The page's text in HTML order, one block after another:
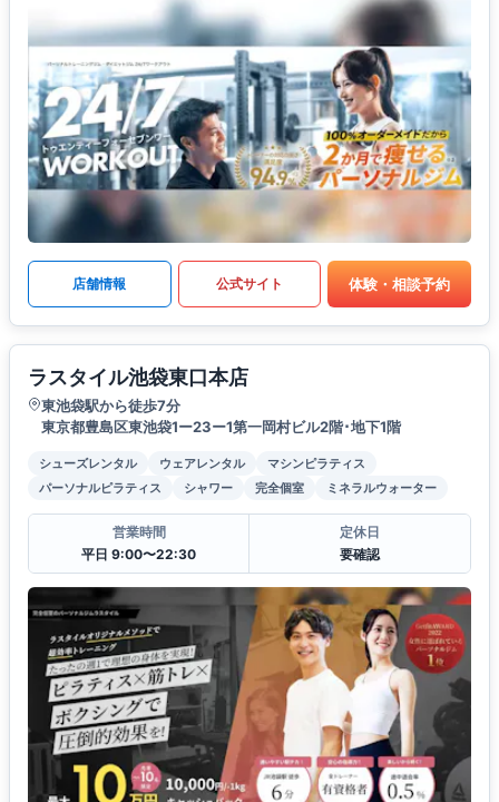
店舗情報 公式サイト 体験・相談予約
ラスタイル池袋東口本店
東池袋駅から徒歩7分
東京都豊島区東池袋1ー23ー1第一岡村ビル2階･地下1階
シューズレンタル ウェアレンタル
マシンピラティス
パーソナルピラティス
シャワー 完全個室 ミネラルウォーター
営業時間
平日 9:00〜22:30
定休日
要確認